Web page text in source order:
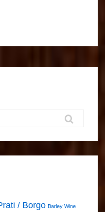
/ Borgo Barley Wine